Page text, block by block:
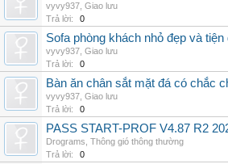
vyvy937 Giao lưu
Trả lời:
0
Sofa phòng khách nhỏ đẹp và
vyvy937 Giao lưu
Trả lời:
0
Bàn ăn chân sắt mặt đá có chắc
vyvy937 Giao lưu
Trả lời:
0
PASS START-PROF V4.87 R2
Drograms Thông gió thông thường
Trả lời:
0